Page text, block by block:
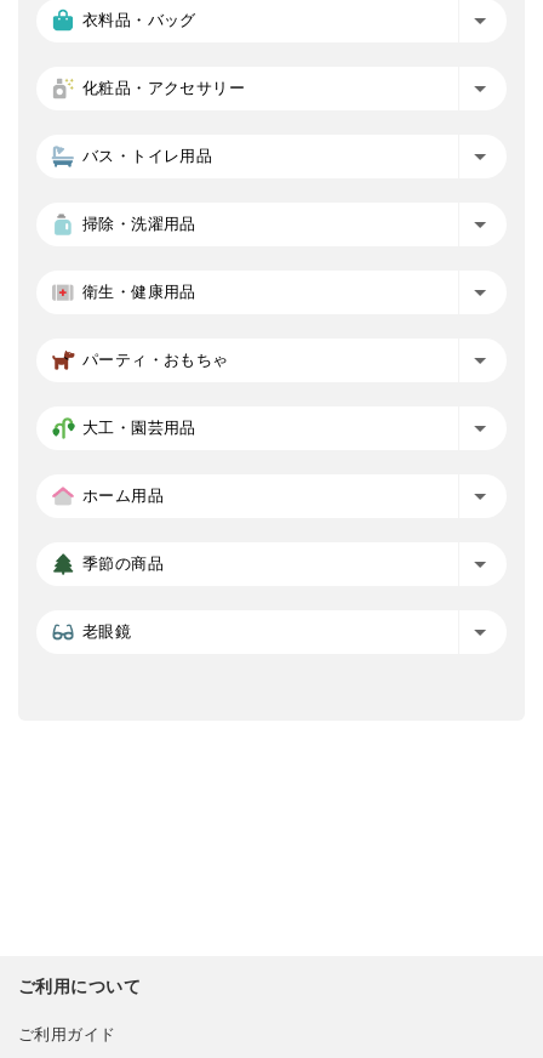
衣料品・バッグ
化粧品・アクセサリー
バス・トイレ用品
掃除・洗濯用品
衛生・健康用品
パーティ・おもちゃ
大工・園芸用品
ホーム用品
季節の商品
老眼鏡
ご利用について
ご利用ガイド